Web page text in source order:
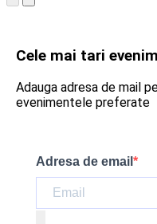
Cele mai tari
Adauga adresa de mail
evenimentele preferate
Adresa de email